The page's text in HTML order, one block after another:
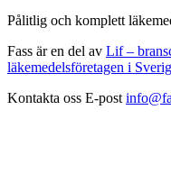
Pålitlig och komplett
Fass är en del av Lif –
läkemedelsföretagen i
Kontakta oss E-post